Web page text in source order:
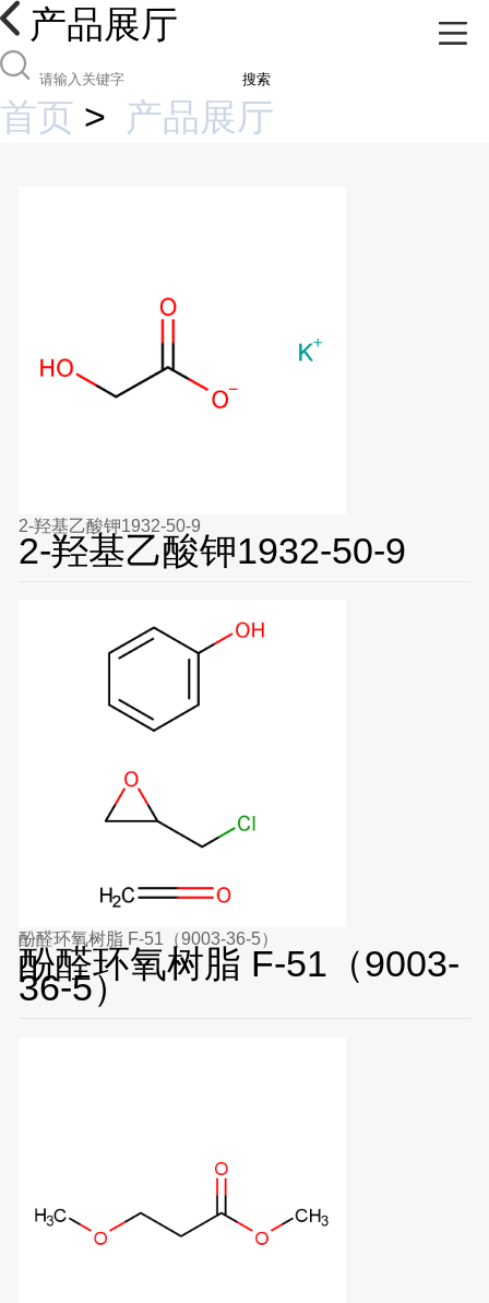
产品展厅
搜索
首页 > 产品展厅
2-羟基乙酸钾1932-50-9
2-羟基乙酸钾1932-50-9
酚醛环氧树脂 F-51（9003-36-5）
酚醛环氧树脂 F-51（9003-
36-5）